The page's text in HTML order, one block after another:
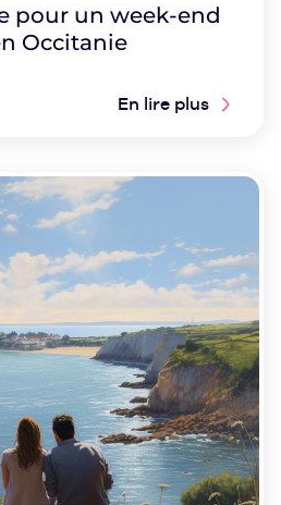
pour un week-end
Occitanie
En lire plus